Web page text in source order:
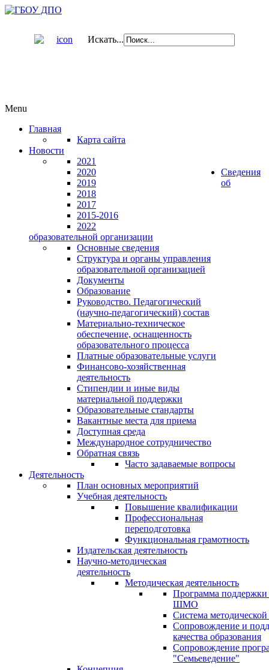
Искать...
Menu
Главная
Карта сайта
Новости
2021
2020
2019
2018
2017
2015-2016
2022
Сведения
об
образовательной организации
Основные сведения
Структура и органы управления
образовательной организацией
Документы
Образование
Руководство. Педагогический
(научно-педагогический) состав
Материально-техническое
обеспечение, оснащенность
образовательного процесса
Платные образовательные услуги
Финансово-хозяйственная
деятельность
Стипендии и иные виды
материальной поддержки
Образовательные стандарты
Вакантные места для приема
Доступная среда
Международное сотрудничество
Обратная связь
Часто задаваемые вопросы
Деятельность
План основных мероприятий
Учебная деятельность
Повышение квалификации
Профессиональная
переподготовка
Функциональная грамотность
Издательская деятельность
Научно-методическая
деятельность
Методическая деятельность
Программа
ШМО
Система
Сопровождение и
качества образования
Сопровождение
"Семьеведение"